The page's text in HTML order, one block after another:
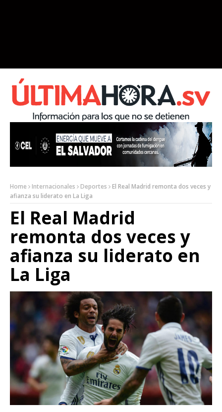
Home Internacionales Deportes
El Real Madrid remonta dos veces y
afianza su liderato en La Liga
El Real Madrid
remonta dos veces y
afianza su liderato en
La Liga